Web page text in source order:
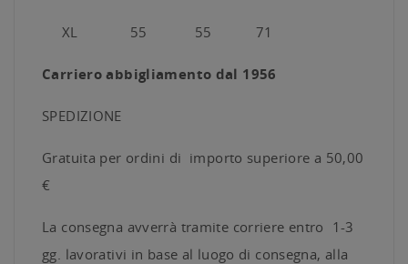
XL 55 55 71
Carriero abbigliamento dal 1956
SPEDIZIONE
Gratuita per ordini di importo superiore a 50,00
€
La consegna avverrà tramite corriere entro 1-3
gg. lavorativi in base al luogo di consegna, alla